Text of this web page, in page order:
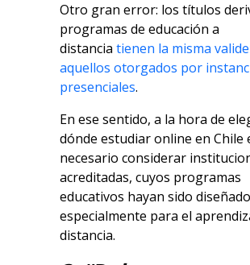
Otro gran error: los títulos
programas de educación a
distancia tienen la misma
aquellos otorgados por
presenciales.
En ese sentido, a la hora de
dónde estudiar online en Chile
necesario considerar
acreditadas, cuyos programas
educativos hayan sido
especialmente para el
distancia.